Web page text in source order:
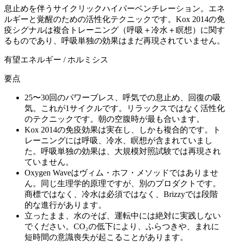
息止めを伴うサイクリックハイパーベンチレーション。エネ
ルギーと覚醒のための活性化テクニックです。Kox 2014の免
疫シグナルは複合トレーニング（呼吸＋冷水＋瞑想）に関す
るものであり、呼吸単独の効果はまだ再現されていません。
有望エネルギー / ホルミシス
要点
25〜30回のパワーブレス、呼気での息止め、回復の吸
気。これが1サイクルです。
リラックスではなく活性化
のテクニックです。朝の空腹時が最も合います。
Kox 2014の免疫効果は実在し、しかも複合的です。
ト
レーニングには呼吸、冷水、瞑想が含まれていまし
た。呼吸単独の効果は、大規模対照試験では再現され
ていません。
Oxygen Waveはヴィム・ホフ・メソッドではありませ
ん。
同じ生理学的原理ですが、別のプロダクトです。
商標ではなく、冷水は必須ではなく、Brizzyでは段階
的な進行があります。
立ったまま、水のそば、運転中には絶対に実践しない
でください。 CO₂の低下により、ふらつきや、まれに
短時間の意識喪失が起こることがあります。